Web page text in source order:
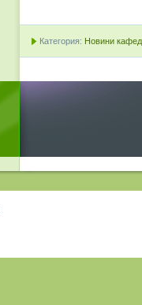
Категория: Новини